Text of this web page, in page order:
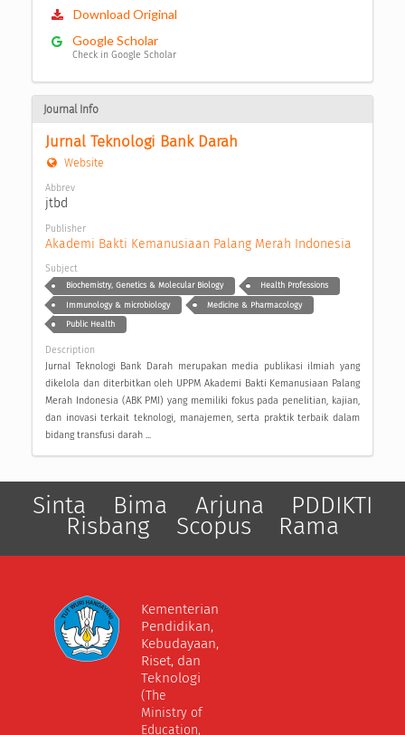
Download Original
Google Scholar
Check in Google Scholar
Journal Info
Jurnal Teknologi Bank Darah
Website
Abbrev
jtbd
Publisher
Akademi Bakti Kemanusiaan Palang Merah Indonesia
Subject
Biochemistry, Genetics & Molecular Biology Health Professions
Immunology & microbiology Medicine & Pharmacology
Public Health
Description
Jurnal Teknologi Bank Darah merupakan media publikasi ilmiah yang
dikelola dan diterbitkan oleh UPPM Akademi Bakti Kemanusiaan Palang
Merah Indonesia (ABK PMI) yang memiliki fokus pada penelitian, kajian,
dan inovasi terkait teknologi, manajemen, serta praktik terbaik dalam
bidang transfusi darah ...
Sinta Bima Arjuna PDDIKTI
Risbang Scopus Rama
Kementerian
Pendidikan,
Kebudayaan,
Riset, dan
Teknologi
(The
Ministry of
Education,